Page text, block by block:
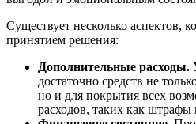
Существует несколько аспектов,
принятием решения:
Дополнительные расходы.
достаточно средств не
но и для покрытия всех
расходов, таких как